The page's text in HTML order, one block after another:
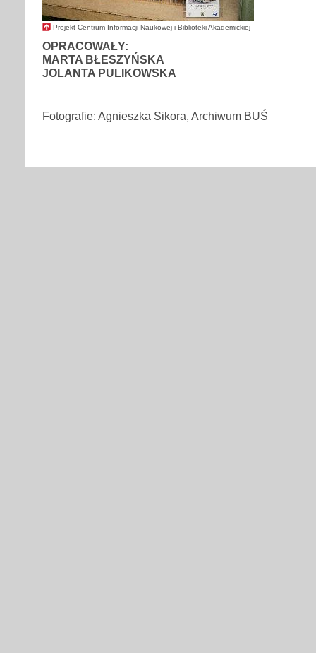
Projekt Centrum Informacji Naukowej i Biblioteki Akademickiej
OPRACOWAŁY:
MARTA BŁESZYŃSKA
JOLANTA PULIKOWSKA
Fotografie: Agnieszka Sikora, Archiwum BUŚ